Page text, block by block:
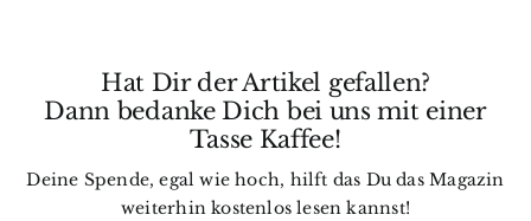
Hat Dir der Artikel gefallen?
Dann bedanke Dich bei uns mit einer
Tasse Kaffee!
Deine Spende, egal wie hoch, hilft das Du das Magazin
weiterhin kostenlos lesen kannst!